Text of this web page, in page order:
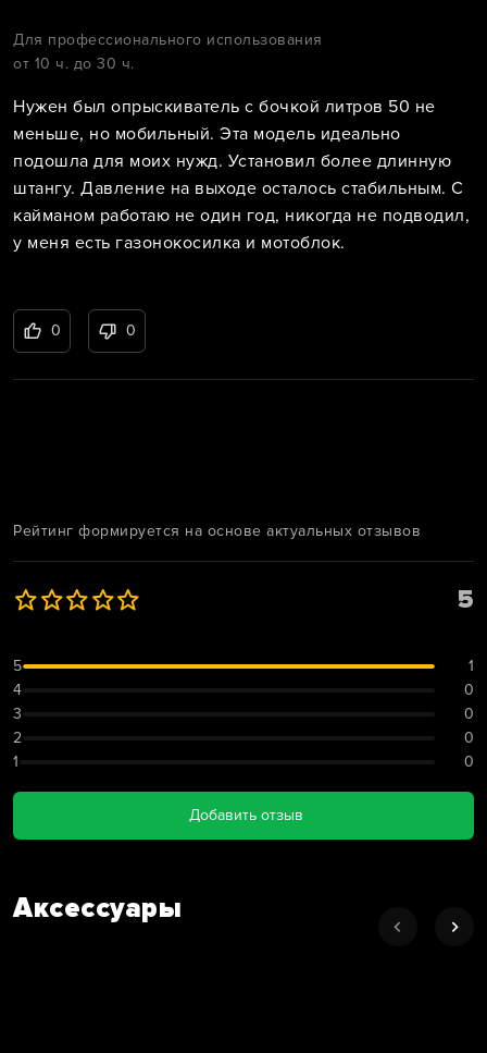
Для профессионального использования
от 10 ч. до 30 ч.
Нужен был опрыскиватель с бочкой литров 50 не
меньше, но мобильный. Эта модель идеально
подошла для моих нужд. Установил более длинную
штангу. Давление на выходе осталось стабильным. С
кайманом работаю не один год, никогда не подводил,
у меня есть газонокосилка и мотоблок.
0 0
Рейтинг формируется на основе актуальных отзывов
5
5
1
4
0
3
0
2
0
1
0
Добавить отзыв
Аксессуары